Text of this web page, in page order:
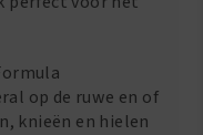
op de ruwe en of
knieën en hielen